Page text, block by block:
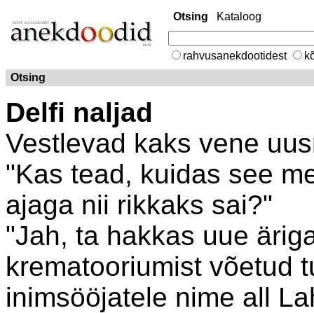
Otsing Kataloog
rahvusanekdootidest
Otsing
Delfi naljad
Vestlevad kaks vene
"Kas tead, kuidas see
ajaga nii rikkaks sai?"
"Jah, ta hakkas uue
krematooriumist võetud
inimsööjatele nime all